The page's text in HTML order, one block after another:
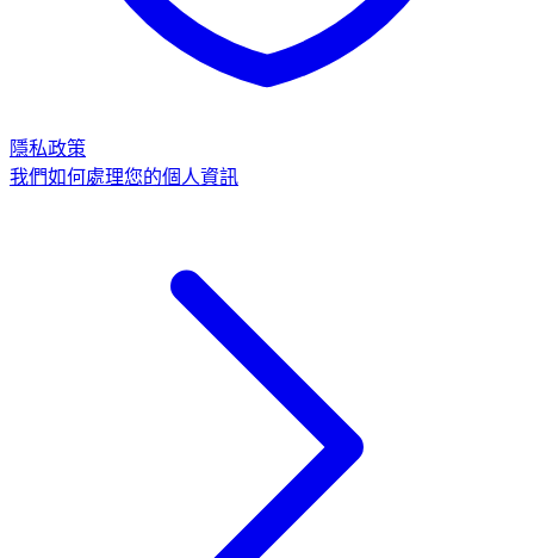
隱私政策
我們如何處理您的個人資訊